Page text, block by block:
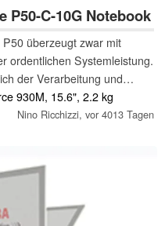
P50-C-10G Notebook
überzeugt zwar mit
ordentlichen Systemleistung.
der Verarbeitung und
zu verzeichnen.
ein würdiger Mitspieler in der
930M, 15.6", 2.2 kg
Nino Ricchizzi, vor 4013 Tagen